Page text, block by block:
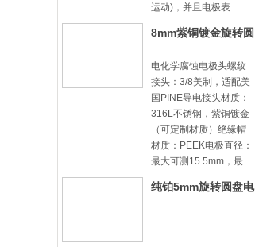
运动)，并且电极表
8mm紫铜镀金旋转圆
电化学腐蚀电极头螺纹
接头：3/8美制，适配美
国PINE导电接头材质：
316L不锈钢，紫铜镀金
（可定制材质）绝缘帽
材质：PEEK电极直径：
最大可测15.5mm，最
纯铂5mm旋转圆盘电